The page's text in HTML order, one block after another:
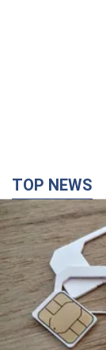
TOP NEWS